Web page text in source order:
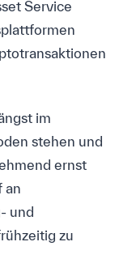
Service
im
stehen und
ernst
an
und
zu